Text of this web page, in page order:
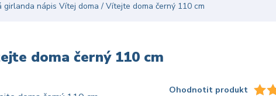
girlanda nápis Vítej doma / Vítejte doma černý 110 cm
doma černý 110 cm
Ohodnotit produkt